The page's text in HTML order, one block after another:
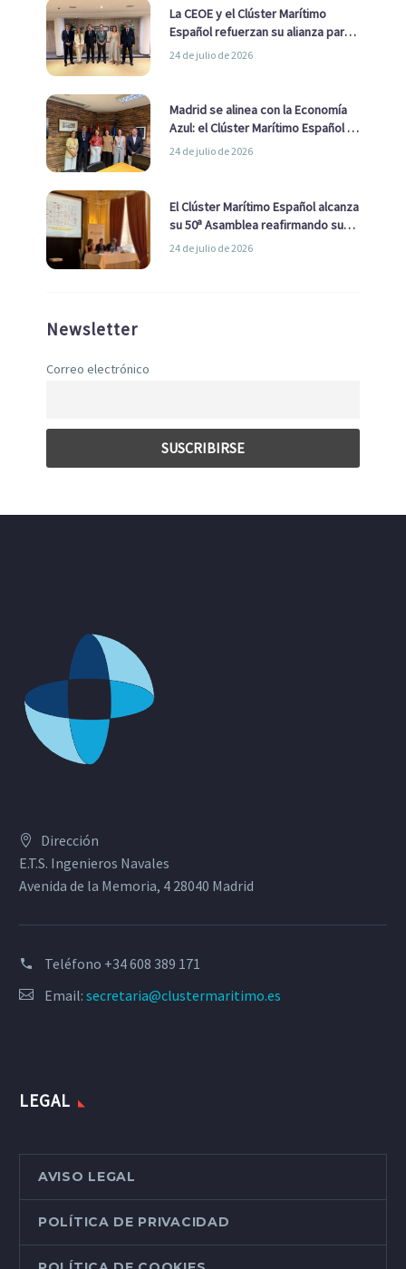
La CEOE y el Clúster Marítimo
Español refuerzan su alianza para
impulsar una estrategia Nacional
24 de julio de 2026
Madrid se alinea con la Economía
Azul: el Clúster Marítimo Español y
la Real Liga Naval avanzan alianzas
24 de julio de 2026
El Clúster Marítimo Español alcanza
su 50ª Asamblea reafirmando su
liderazgo en la Economía Azul
24 de julio de 2026
Newsletter
Correo electrónico
Dirección
E.T.S. Ingenieros Navales
Avenida de la Memoria, 4 28040 Madrid
Teléfono +34 608 389 171
Email: secretaria@clustermaritimo.es
LEGAL
AVISO LEGAL
POLÍTICA DE PRIVACIDAD